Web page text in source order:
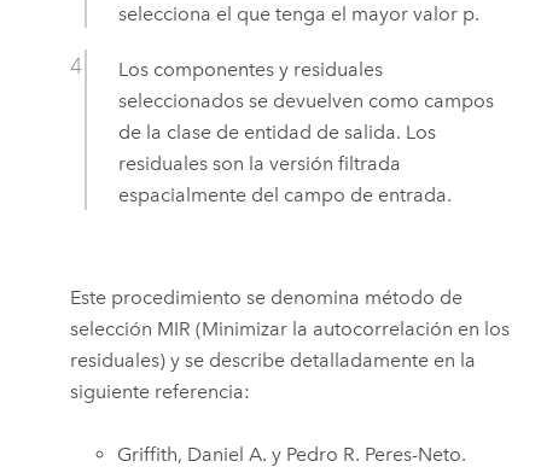
selecciona el que tenga el mayor valor p.
Los componentes y residuales
seleccionados se devuelven como campos
de la clase de entidad de salida. Los
residuales son la versión filtrada
espacialmente del campo de entrada.
Este procedimiento se denomina método de
selección MIR (Minimizar la autocorrelación en los
residuales) y se describe detalladamente en la
siguiente referencia:
Griffith, Daniel A. y Pedro R. Peres-Neto.